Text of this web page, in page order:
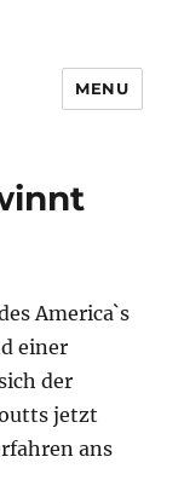
MENU
America`s
einer
der
jetzt
ans